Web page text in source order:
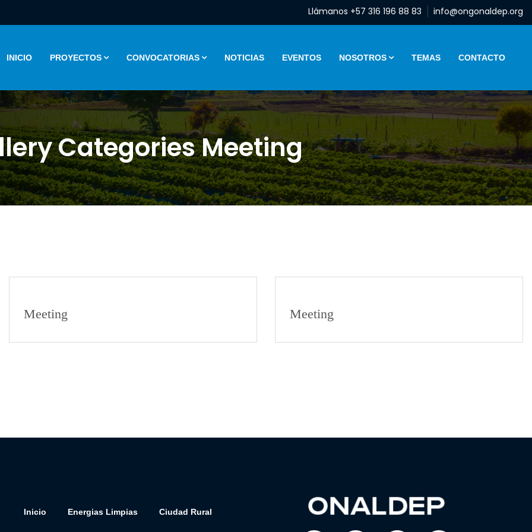
Llámanos +57 316 196 88 83 info@ongonaldep.org
INICIO PROYECTOS CONVOCATORIAS NOTICIAS EVENTOS NOSOTROS TEMAS CONTACTO
Categories Meeting
Meeting Meeting
Inicio Energias Limpias Ciudad Rural